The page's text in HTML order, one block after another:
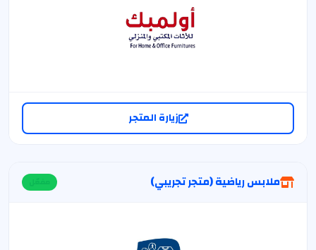
زيارة المتجر
ملابس رياضية (متجر تجريبي)